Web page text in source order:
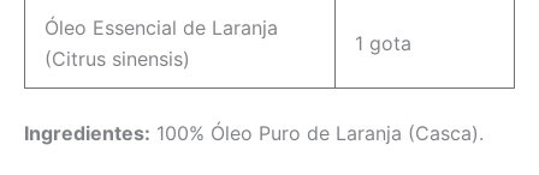
Óleo Essencial de Laranja
(Citrus sinensis)
1 gota
Ingredientes: 100% Óleo Puro de Laranja (Casca).